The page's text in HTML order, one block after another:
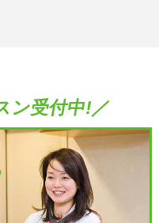
ン受付中!／